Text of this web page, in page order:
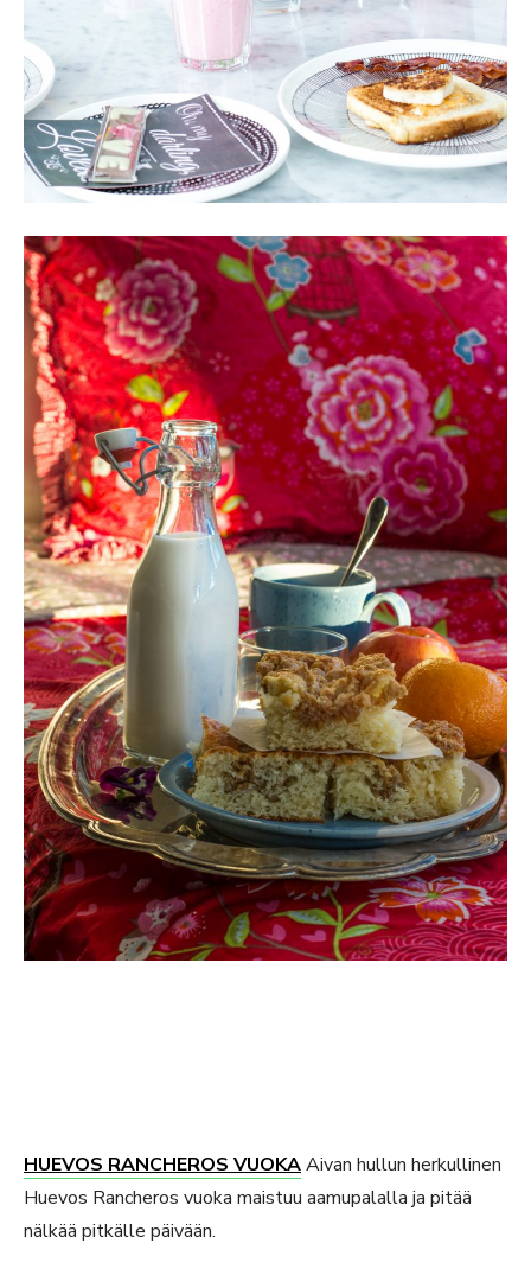
HUEVOS RANCHEROS VUOKAAivan hullun herkullinen
Huevos Rancheros vuoka maistuu aamupalalla ja pitää
nälkää pitkälle päivään.